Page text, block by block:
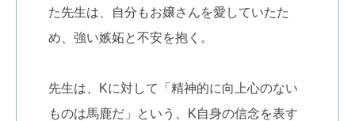
た先生は、自分もお嬢さんを愛していたた
め、強い嫉妬と不安を抱く。
先生は、Kに対して「精神的に向上心のない
ものは馬鹿だ」という、K自身の信念を表す